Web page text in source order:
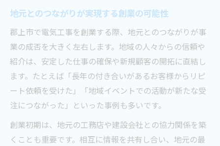
地元とのつながりが実現する創業の可能性
郡上市で電気工事を創業する際、地元とのつながりが事
業の成否を大きく左右します。地域の人々からの信頼や
紹介は、安定した仕事の確保や新規顧客の開拓に直結し
ます。たとえば「長年の付き合いがあるお客様からリピ
ート依頼を受けた」「地域イベントでの活動が新たな受
注につながった」といった事例も多いです。
創業初期は、地元の工務店や建設会社との協力関係を築
くことも重要です。相互に情報を共有し合い、地元の最